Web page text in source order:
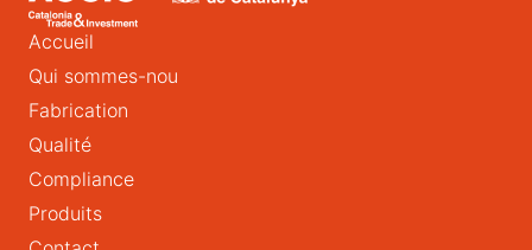
Accueil
Qui sommes-nou
Fabrication
Qualité
Compliance
Produits